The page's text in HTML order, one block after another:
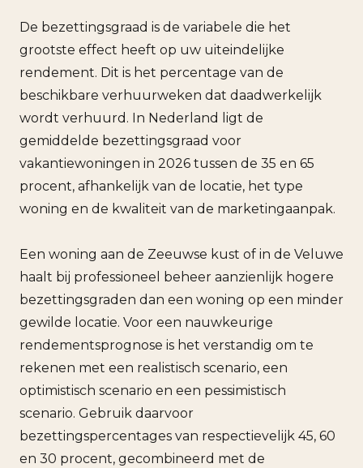
De bezettingsgraad is de variabele die het
grootste effect heeft op uw uiteindelijke
rendement. Dit is het percentage van de
beschikbare verhuurweken dat daadwerkelijk
wordt verhuurd. In Nederland ligt de
gemiddelde bezettingsgraad voor
vakantiewoningen in 2026 tussen de 35 en 65
procent, afhankelijk van de locatie, het type
woning en de kwaliteit van de marketingaanpak.
Een woning aan de Zeeuwse kust of in de Veluwe
haalt bij professioneel beheer aanzienlijk hogere
bezettingsgraden dan een woning op een minder
gewilde locatie. Voor een nauwkeurige
rendementsprognose is het verstandig om te
rekenen met een realistisch scenario, een
optimistisch scenario en een pessimistisch
scenario. Gebruik daarvoor
bezettingspercentages van respectievelijk 45, 60
en 30 procent, gecombineerd met de